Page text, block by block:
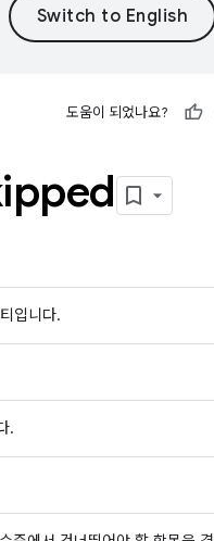
도움이 되었나요?
입니다.
.